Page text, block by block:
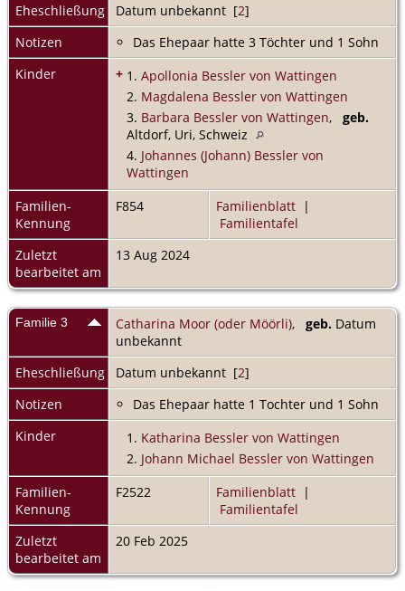
Eheschließung
Datum unbekannt [2]
Notizen
Das Ehepaar hatte 3 Töchter und 1 Sohn
Kinder
+ 1. Apollonia Bessler von Wattingen
2. Magdalena Bessler von Wattingen
3. Barbara Bessler von Wattingen, geb.
Altdorf, Uri, Schweiz
4. Johannes (Johann) Bessler von
Wattingen
Familien-
Kennung
F854 Familienblatt |
Familientafel
Zuletzt
bearbeitet am
13 Aug 2024
Familie 3 Catharina Moor (oder Möörli), geb. Datum
unbekannt
Eheschließung
Datum unbekannt [2]
Notizen
Das Ehepaar hatte 1 Tochter und 1 Sohn
Kinder
1. Katharina Bessler von Wattingen
2. Johann Michael Bessler von Wattingen
Familien-
Kennung
F2522 Familienblatt |
Familientafel
Zuletzt
bearbeitet am
20 Feb 2025